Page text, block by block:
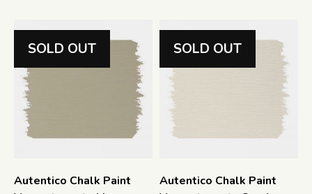
SOLD OUT
Autentico Chalk Paint
SOLD OUT
Autentico Chalk Paint